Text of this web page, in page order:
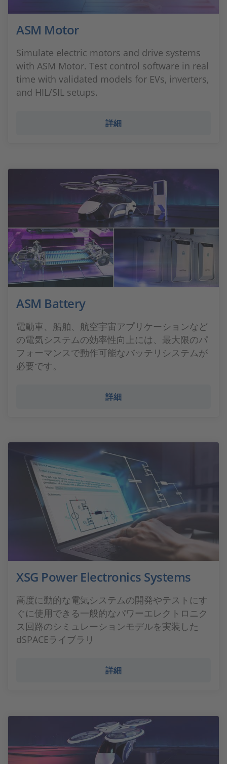
ASM Motor
Simulate electric motors and drive systems
with ASM Motor. Test control software in real
time with validated models for EVs, inverters,
and HIL/SIL setups.
詳細
ASM Battery
電動車、船舶、航空宇宙アプリケーションなど
の電気システムの効率性向上には、最大限のパ
フォーマンスで動作可能なバッテリシステムが
必要です。
詳細
XSG Power Electronics Systems
高度に動的な電気システムの開発やテストにす
ぐに使用できる一般的なパワーエレクトロニク
ス回路のシミュレーションモデルを実装した
dSPACEライブラリ
詳細